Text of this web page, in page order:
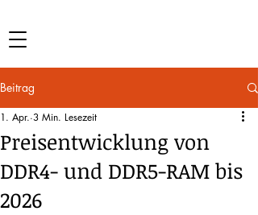
Beitrag
Preisentwicklung von
DDR4- und DDR5-RAM bis
2026
1. Apr. 3 Min. Lesezeit